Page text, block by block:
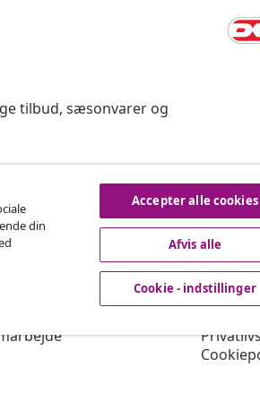
tilbud, sæsonvarer og
vidaXL
Om
Vilkår
din
Accepter alle cookies
Afvis alle
Cookie - indstillinger